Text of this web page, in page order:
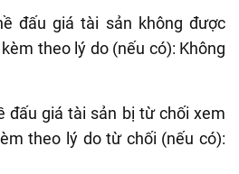
đấu giá tài sản không được
theo lý do (nếu có): Không
đấu giá tài sản bị từ chối xem
theo lý do từ chối (nếu có):